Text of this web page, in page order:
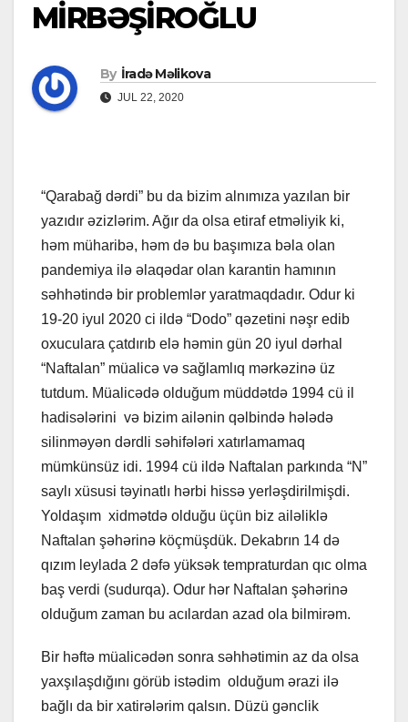
MİRBƏŞİROĞLU
By İradə Məlikova
JUL 22, 2020
“Qarabağ dərdi” bu da bizim alnımıza yazılan bir
yazıdır əzizlərim. Ağır da olsa etiraf etməliyik ki,
həm müharibə, həm də bu başımıza bəla olan
pandemiya ilə əlaqədar olan karantin hamının
səhhətində bir problemlər yaratmaqdadır. Odur ki
19-20 iyul 2020 ci ildə “Dodo” qəzetini nəşr edib
oxuculara çatdırıb elə həmin gün 20 iyul dərhal
“Naftalan” müalicə və sağlamlıq mərkəzinə üz
tutdum. Müalicədə olduğum müddətdə 1994 cü il
hadisələrini və bizim ailənin qəlbində hələdə
silinməyən dərdli səhifələri xatırlamamaq
mümkünsüz idi. 1994 cü ildə Naftalan parkında “N”
saylı xüsusi təyinatlı hərbi hissə yerləşdirilmişdi.
Yoldaşım xidmətdə olduğu üçün biz ailəliklə
Naftalan şəhərinə köçmüşdük. Dekabrın 14 də
qızım leylada 2 dəfə yüksək tempraturdan qıc olma
baş verdi (sudurqa). Odur hər Naftalan şəhərinə
olduğum zaman bu acılardan azad ola bilmirəm.
Bir həftə müalicədən sonra səhhətimin az da olsa
yaxşılaşdığını görüb istədim olduğum ərazi ilə
bağlı da bir xatirələrim qalsın. Düzü gənclik